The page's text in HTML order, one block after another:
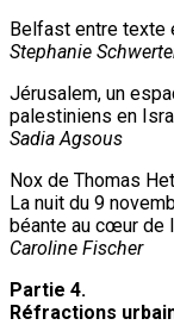
Belfast entre texte
Stephanie
Jérusalem, un
palestiniens en
Sadia Agsous
Nox de Thomas
La nuit du 9
béante au cœur de
Caroline Fischer
Partie 4.
Réfractions